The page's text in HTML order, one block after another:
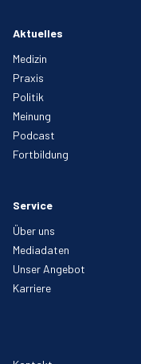
Aktuelles
Medizin
Praxis
Politik
Meinung
Podcast
Fortbildung
Service
Über uns
Mediadaten
Unser Angebot
Karriere